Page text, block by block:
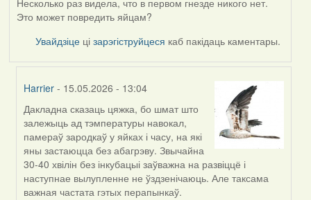
Несколько раз видела, что в первом гнезде никого нет.
Это может повредить яйцам?
Увайдзіце цізарэгіструйцеся каб пакідаць каментары.
Harrier - 15.05.2026 - 13:04
In
reply
to
by
Burry
Дакладна сказаць цяжка, бо шмат што
залежыць ад тэмпературы навокал,
памераў зародкаў у яйках і часу, на які
яны застаюцца без абагрэву. Звычайна
30-40 хвілін без інкубацыі заўважна на развіццё і
наступнае вылупленне не ўздзенічаюць. Але таксама
важная частата гэтых перапынкаў.